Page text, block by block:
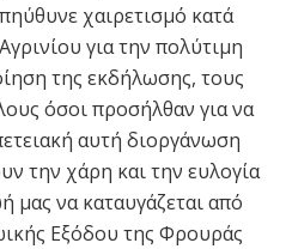
χαιρετισμό κατά
για την πολύτιμη
της εκδήλωσης, τους
όσοι προσήλθαν για να
αυτή διοργάνωση
την χάρη και την ευλογία
μας να καταυγάζεται από
Εξόδου της Φρουράς